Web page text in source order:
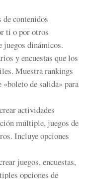
contenidos
ti o por otros
juegos dinámicos.
y encuestas que los
Muestra rankings
de salida» para
actividades
múltiple, juegos de
Incluye opciones
juegos, encuestas,
opciones de